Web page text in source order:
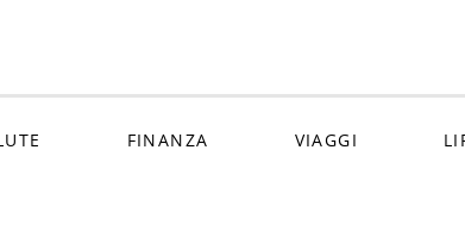
FINANZA VIAGGI